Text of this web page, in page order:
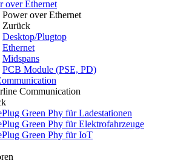
over Ethernet
Power over Ethernet
Zurück
Desktop/Plugtop
Ethernet
Midspans
PCB Module (PSE, PD)
Communication
Green Phy für Ladestationen
Green Phy für Elektrofahrzeuge
Green Phy für IoT